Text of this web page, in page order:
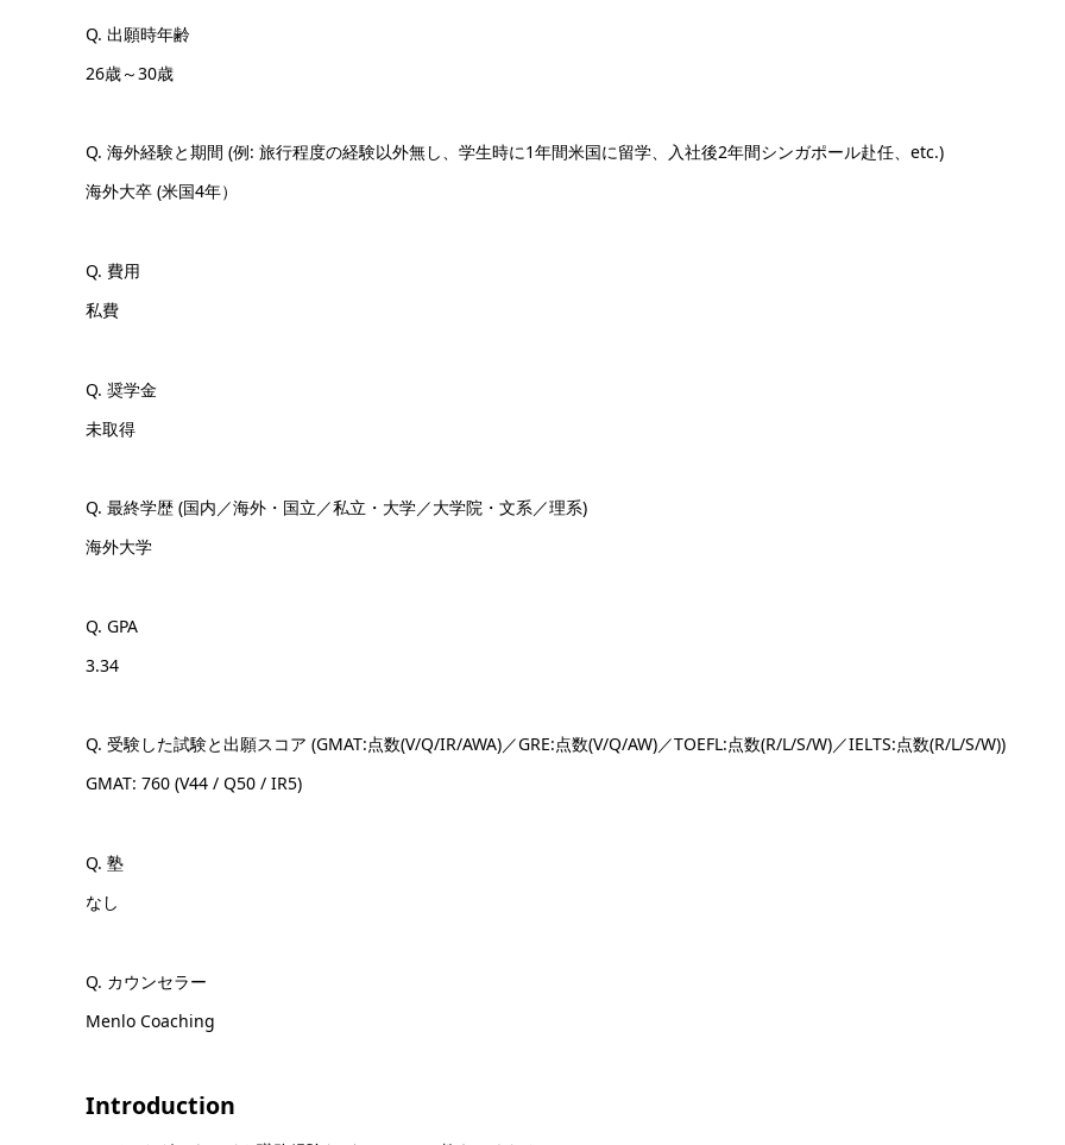
Q. 出願時年齢
26歳～30歳
Q. 海外経験と期間 (例: 旅行程度の経験以外無し、学生時に1年間米国に留学、入社後2年間シンガポール赴任、etc.)
海外大卒 (米国4年）
Q. 費用
私費
Q. 奨学金
未取得
Q. 最終学歴 (国内／海外・国立／私立・大学／大学院・文系／理系)
海外大学
Q. GPA
3.34
Q. 受験した試験と出願スコア (GMAT:点数(V/Q/IR/AWA)／GRE:点数(V/Q/AW)／TOEFL:点数(R/L/S/W)／IELTS:点数(R/L/S/W))
GMAT: 760 (V44 / Q50 / IR5)
Q. 塾
なし
Q. カウンセラー
Menlo Coaching
Introduction